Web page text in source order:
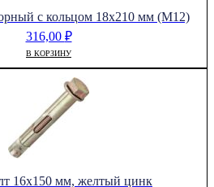
с кольцом 18х210 мм (М12)
316,00 ₽
В КОРЗИНУ
16х150 мм, желтый цинк